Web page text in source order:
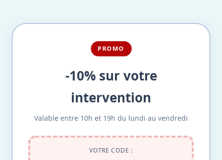
PROMO
-10% sur votre
intervention
Valable entre 10h et 19h du lundi au vendredi
VOTRE CODE :